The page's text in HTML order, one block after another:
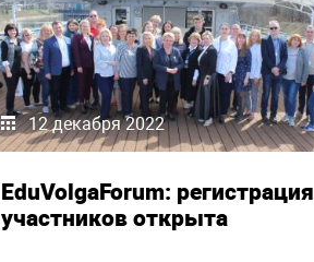
12 декабря 2022
EduVolgaForum: регистрация
участников открыта